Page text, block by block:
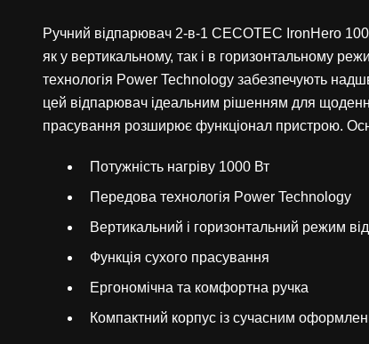
Ручний відпарювач 2-в-1 CECOTEC IronHero
як у вертикальному, так і в горизонтальному
технологія Power Technology забезпечують
цей відпарювач ідеальним рішенням для
прасування розширює функціонал пристрою.
Потужність нагріву 1000 Вт
Передова технологія Power Technology
Вертикальний і горизонтальний режим
Функція сухого прасування
Ергономічна та комфортна ручка
Компактний корпус із сучасним